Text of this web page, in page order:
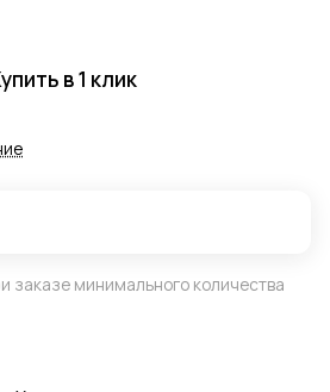
в 1 клик
заказе минимального количества